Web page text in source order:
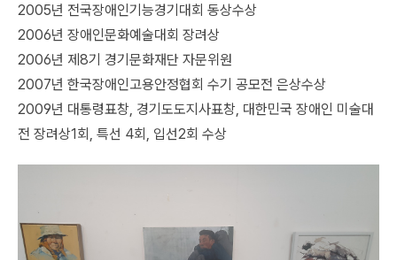
2005년 전국장애인기능경기대회 동상수상
2006년 장애인문화예술대회 장려상
2006년 제8기 경기문화재단 자문위원
2007년 한국장애인고용안정협회 수기 공모전 은상수상
2009년 대통령표창, 경기도도지사표창, 대한민국 장애인 미술대
전 장려상1회, 특선 4회, 입선2회 수상